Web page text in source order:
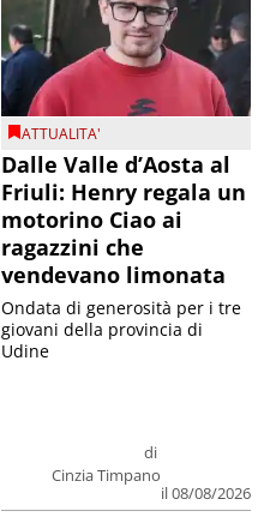
ATTUALITA'
Dalle Valle d’Aosta al
Friuli: Henry regala un
motorino Ciao ai
ragazzini che
vendevano limonata
di
Cinzia Timpano
il 08/08/2026
Ondata di generosità per i tre
giovani della provincia di
Udine